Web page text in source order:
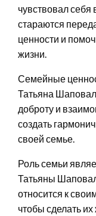
чувствовал
стараются
ценности и
жизни.
Семейные
Татьяна
доброту и
создать
своей семье.
Роль семьи
Татьяны
относится к
чтобы сделать